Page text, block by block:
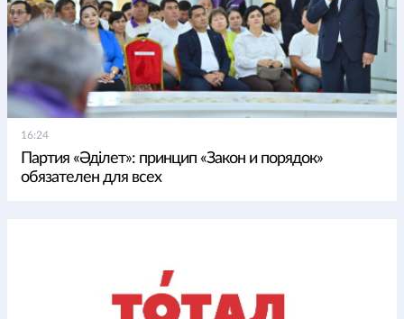
16:24
Партия «Әділет»: принцип «Закон и порядок»
обязателен для всех